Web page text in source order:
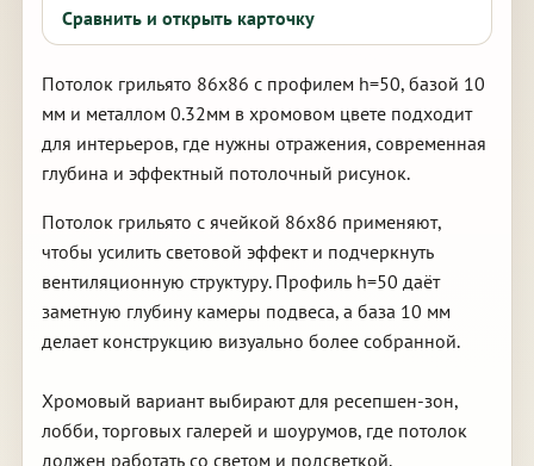
Сравнить и открыть карточку
Потолок грильято 86х86 с профилем h=50, базой 10
мм и металлом 0.32мм в хромовом цвете подходит
для интерьеров, где нужны отражения, современная
глубина и эффектный потолочный рисунок.
Потолок грильято с ячейкой 86х86 применяют,
чтобы усилить световой эффект и подчеркнуть
вентиляционную структуру. Профиль h=50 даёт
заметную глубину камеры подвеса, а база 10 мм
делает конструкцию визуально более собранной.
Хромовый вариант выбирают для ресепшен-зон,
лобби, торговых галерей и шоурумов, где потолок
должен работать со светом и подсветкой.